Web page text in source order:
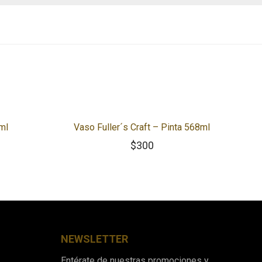
Vaso Fuller´s Craft – Pinta 568ml
$300
NEWSLETTER